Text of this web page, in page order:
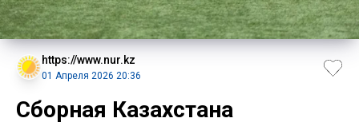
https://www.nur.kz
01 Апреля 2026 20:36
Сборная Казахстана